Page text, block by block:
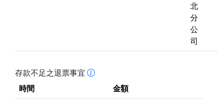
北
分
公
司
存款不足之退票事宜
時間
金額